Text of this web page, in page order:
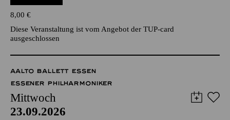
8,00 €
Diese Veranstaltung ist vom Angebot der TUP-card
ausgeschlossen
AALTO BALLETT ESSEN
ESSENER PHILHARMONIKER
Mittwoch
23.09.2026